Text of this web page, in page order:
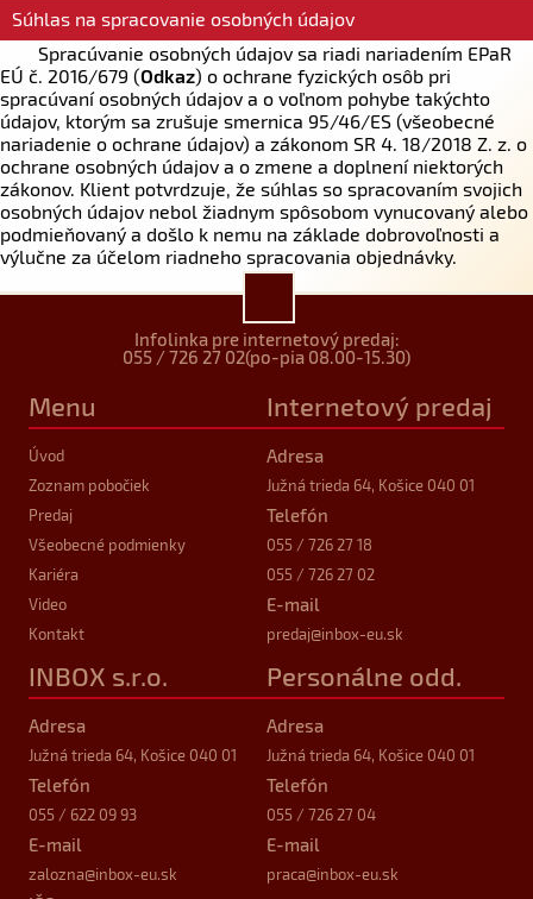
Súhlas na spracovanie osobných údajov
Spracúvanie osobných údajov sa riadi nariadením EPaR
EÚ č. 2016/679 (Odkaz) o ochrane fyzických osôb pri
spracúvaní osobných údajov a o voľnom pohybe takýchto
údajov, ktorým sa zrušuje smernica 95/46/ES (všeobecné
nariadenie o ochrane údajov) a zákonom SR 4. 18/2018 Z. z. o
ochrane osobných údajov a o zmene a doplnení niektorých
zákonov. Klient potvrdzuje, že súhlas so spracovaním svojich
osobných údajov nebol žiadnym spôsobom vynucovaný alebo
podmieňovaný a došlo k nemu na základe dobrovoľnosti a
výlučne za účelom riadneho spracovania objednávky.
Infolinka pre internetový predaj:
055 / 726 27 02(po-pia 08.00-15.30)
Menu
Úvod
Zoznam pobočiek
Predaj
Všeobecné podmienky
Kariéra
Video
Kontakt
Internetový predaj
Adresa
Južná trieda 64, Košice 040 01
Telefón
055 / 726 27 18
055 / 726 27 02
E-mail
predaj@inbox-eu.sk
INBOX s.r.o.
Adresa
Južná trieda 64, Košice 040 01
Telefón
055 / 622 09 93
E-mail
zalozna@inbox-eu.sk
Personálne odd.
Adresa
Južná trieda 64, Košice 040 01
Telefón
055 / 726 27 04
E-mail
praca@inbox-eu.sk